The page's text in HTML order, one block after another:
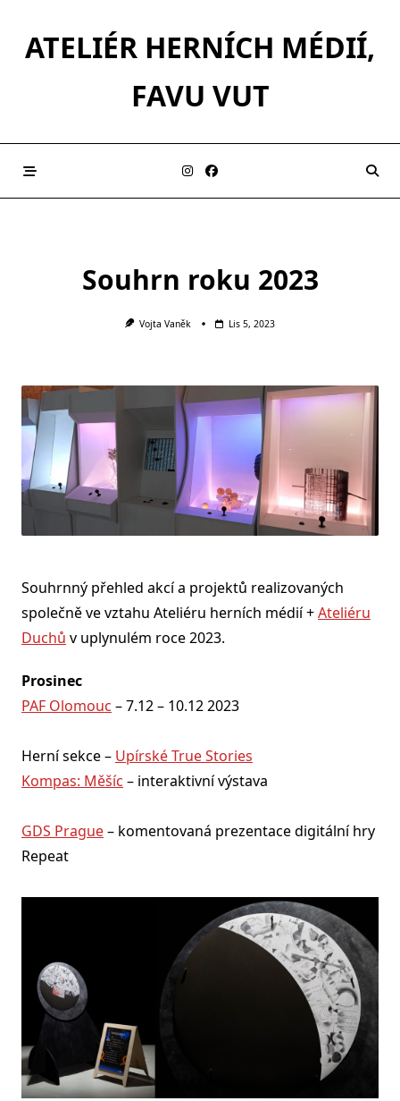
contentATELIÉR HERNÍCH MÉDIÍ,
FAVU VUT
Souhrn roku 2023
Vojta Vaněk Lis 5, 2023
Souhrnný přehled akcí a projektů realizovaných
společně ve vztahu Ateliéru herních médií +Ateliéru
Duchů v uplynulém roce 2023.
Prosinec
PAF Olomouc – 7.12 – 10.12 2023
Herní sekce – Upírské True Stories
Kompas: Měšíc – interaktivní výstava
GDS Prague– komentovaná prezentace digitální hry
Repeat